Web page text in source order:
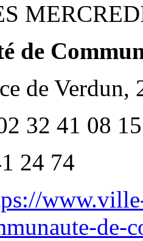
de
de Verdun,
32 41 08 15
24 74
de-